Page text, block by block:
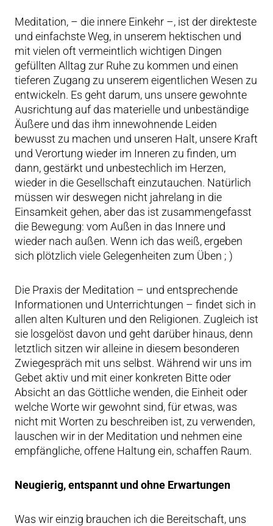
Meditation, – die innere Einkehr –, ist der direkteste
und einfachste Weg, in unserem hektischen und
mit vielen oft vermeintlich wichtigen Dingen
gefüllten Alltag zur Ruhe zu kommen und einen
tieferen Zugang zu unserem eigentlichen Wesen zu
entwickeln. Es geht darum, uns unsere gewohnte
Ausrichtung auf das materielle und unbeständige
Äußere und das ihm innewohnende Leiden
bewusst zu machen und unseren Halt, unsere Kraft
und Verortung wieder im Inneren zu finden, um
dann, gestärkt und unbestechlich im Herzen,
wieder in die Gesellschaft einzutauchen. Natürlich
müssen wir deswegen nicht jahrelang in die
Einsamkeit gehen, aber das ist zusammengefasst
die Bewegung: vom Außen in das Innere und
wieder nach außen. Wenn ich das weiß, ergeben
sich plötzlich viele Gelegenheiten zum Üben ; )
Die Praxis der Meditation – und entsprechende
Informationen und Unterrichtungen – findet sich in
allen alten Kulturen und den Religionen. Zugleich ist
sie losgelöst davon und geht darüber hinaus, denn
letztlich sitzen wir alleine in diesem besonderen
Zwiegespräch mit uns selbst. Während wir uns im
Gebet aktiv und mit einer konkreten Bitte oder
Absicht an das Göttliche wenden, die Einheit oder
welche Worte wir gewohnt sind, für etwas, was
nicht mit Worten zu beschreiben ist, zu verwenden,
lauschen wir in der Meditation und nehmen eine
empfängliche, offene Haltung ein, schaffen Raum.
Neugierig, entspannt und ohne Erwartungen
Was wir einzig brauchen ich die Bereitschaft, uns